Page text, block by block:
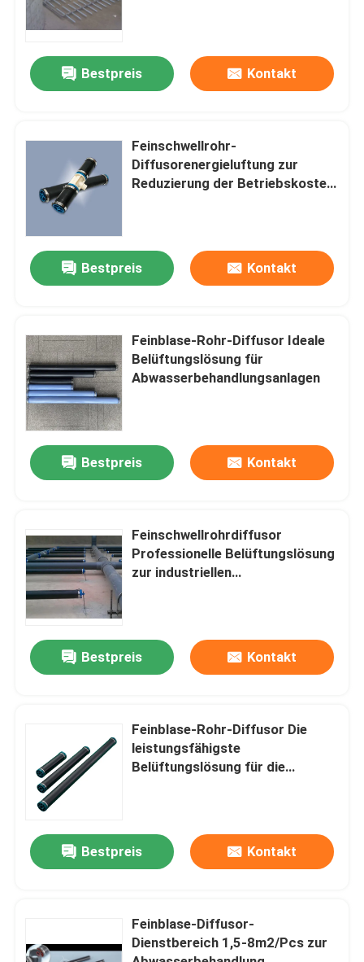
Produkte
Videos
Über uns
Qualitätskontrolle
Kontaktiere uns
Nachrichten
Fordern Sie ein Zitat
Bestpreis Kontakt
Feinschwellrohr-
Diffusorenergieluftung zur
Reduzierung der Betriebskosten
Bestpreis Kontakt
Feinblase-Rohr-Diffusor Ideale
Belüftungslösung für
Abwasserbehandlungsanlagen
Bestpreis Kontakt
Feinschwellrohrdiffusor
Professionelle Belüftungslösung
zur industriellen
Bestpreis Kontakt
Feinblase-Rohr-Diffusor Die
leistungsfähigste
Belüftungslösung für die
Bestpreis Kontakt
Feinblase-Diffusor-
Dienstbereich 1,5-8m2/Pcs zur